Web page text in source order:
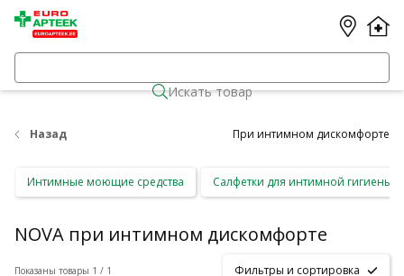
Искать товар
Назад При интимном дискомфорте
Интимные моющие средства Салфетки для интимной гигиены
NOVA при интимном дискомфорте
Показаны товары 1 / 1 Фильтры и сортировка